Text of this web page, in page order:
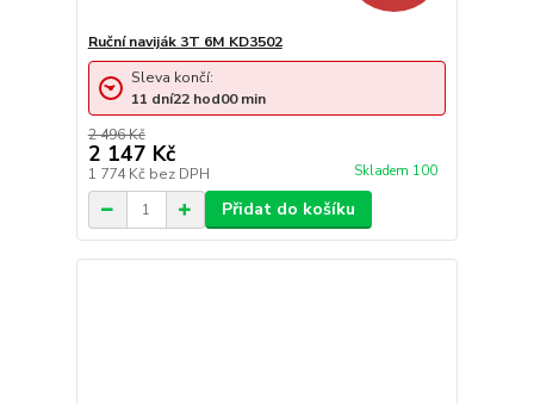
Ruční naviják 3T 6M KD3502
2 496 Kč
2 147 Kč
1 774 Kč bez DPH Skladem 100
Sleva končí:
11 dní22 hod00min
Přidat do košíku